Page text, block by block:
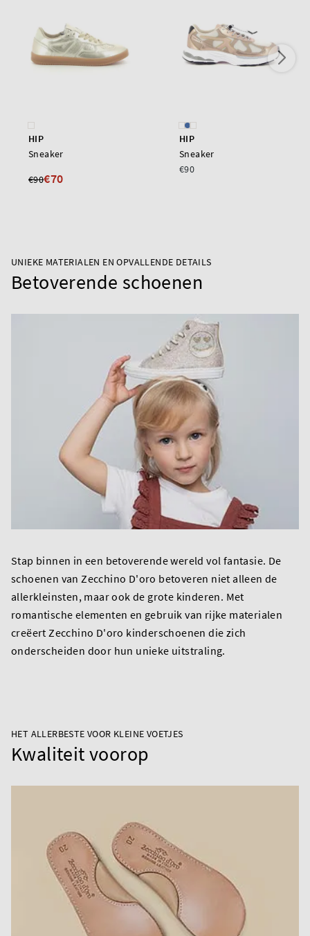
HIP
Sneaker
€90€70
HIP
Sneaker
€90
UNIEKE MATERIALEN EN OPVALLENDE DETAILS
Betoverende schoenen
Stap binnen in een betoverende wereld vol fantasie. De
schoenen van Zecchino D'oro betoveren niet alleen de
allerkleinsten, maar ook de grote kinderen. Met
romantische elementen en gebruik van rijke materialen
creëert Zecchino D'oro kinderschoenen die zich
onderscheiden door hun unieke uitstraling.
HET ALLERBESTE VOOR KLEINE VOETJES
Kwaliteit voorop